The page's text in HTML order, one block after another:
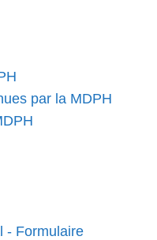
par la MDPH
- Formulaire